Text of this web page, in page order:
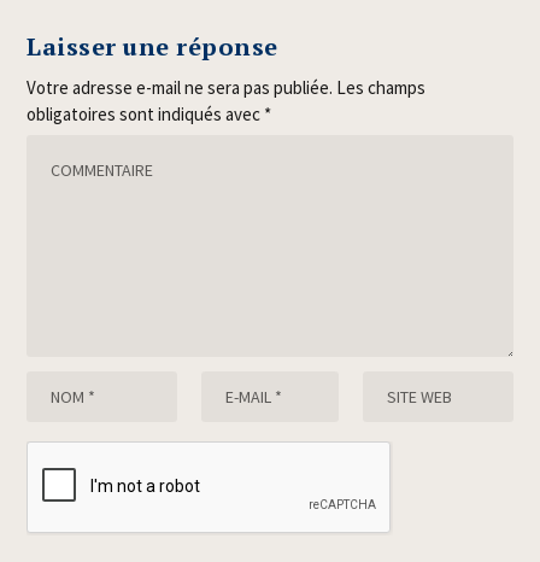
Laisser une réponse
Votre adresse e-mail ne sera pas publiée. Les champs
obligatoires sont indiqués avec *